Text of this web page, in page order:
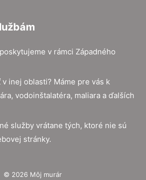
v rámci Západného
inej oblasti? Máme pre vás k
vodoinštalatéra, maliara a ďalších
služby vrátane tých, ktoré nie sú
stránky.
© 2026 Môj murár